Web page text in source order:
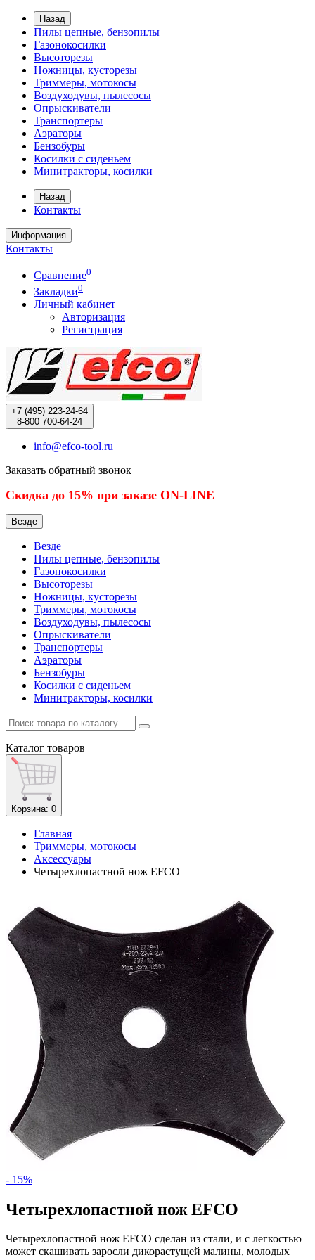
Назад
Пилы цепные, бензопилы
Газонокосилки
Высоторезы
Ножницы, кусторезы
Триммеры, мотокосы
Воздуходувы, пылесосы
Опрыскиватели
Транспортеры
Аэраторы
Бензобуры
Косилки с сиденьем
Минитракторы, косилки
Назад
Контакты
Информация
Контакты
Сравнение0
Закладки0
Личный кабинет
Авторизация
Регистрация
+7 (495) 223-24-64
8-800 700-64-24
info@efco-tool.ru
Заказать обратный звонок
Скидка до 15% при заказе ON-LINE
Везде
Везде
Пилы цепные, бензопилы
Газонокосилки
Высоторезы
Ножницы, кусторезы
Триммеры, мотокосы
Воздуходувы, пылесосы
Опрыскиватели
Транспортеры
Аэраторы
Бензобуры
Косилки с сиденьем
Минитракторы, косилки
Каталог товаров
Корзина: 0
Главная
Триммеры, мотокосы
Аксессуары
Четырехлопастной нож EFCO
- 15%
Четырехлопастной нож EFCO
Четырехлопастной нож EFCO сделан из стали, и с легкостью
может скашивать заросли дикорастущей малины, молодых